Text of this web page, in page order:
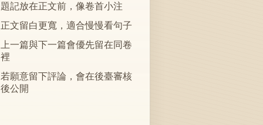
題記放在正文前，像卷首小注
正文留白更寬，適合慢慢看句子
上一篇與下一篇會優先留在同卷
裡
若願意留下評論，會在後臺審核
後公開